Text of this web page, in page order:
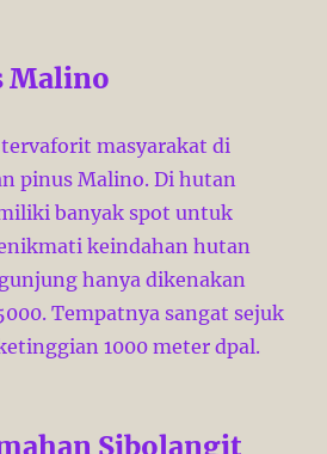
Malino
masyarakat di
pinus Malino. Di hutan
banyak spot untuk
keindahan hutan
hanya dikenakan
Tempatnya sangat sejuk
1000 meter dpal.
Sibolangit